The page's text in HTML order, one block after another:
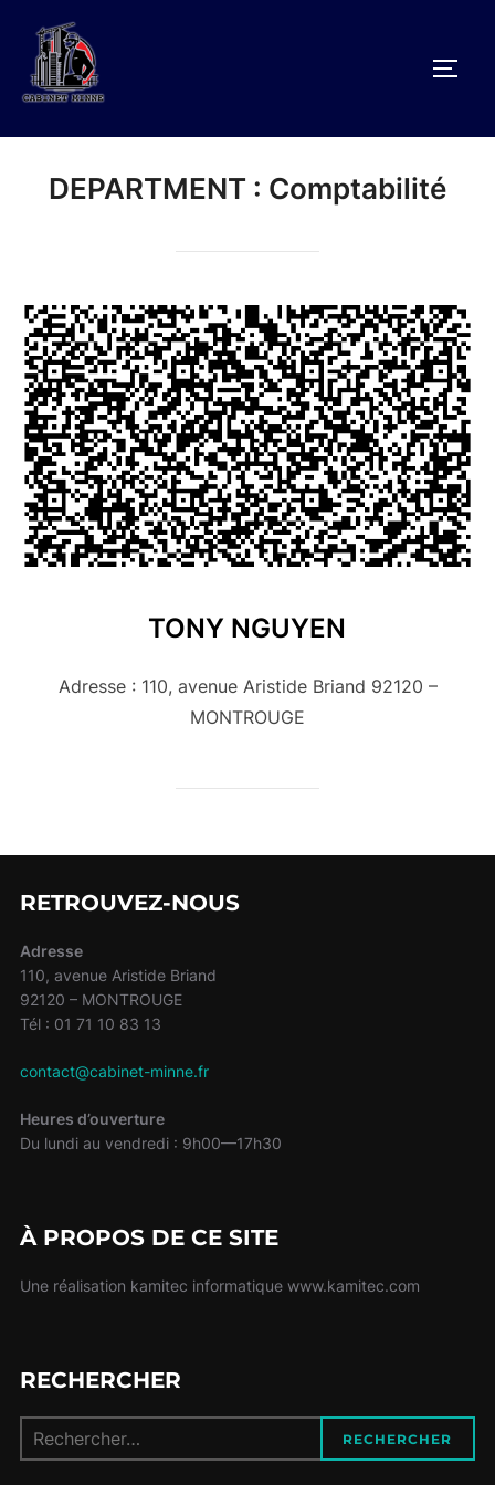
contenu
DEPARTMENT : Comptabilité
TONY NGUYEN
Adresse : 110, avenue Aristide Briand 92120 –
MONTROUGE
RETROUVEZ-NOUS
Adresse
110, avenue Aristide Briand
92120 – MONTROUGE
Tél : 01 71 10 83 13
contact@cabinet-minne.fr
Heures d’ouverture
Du lundi au vendredi : 9h00—17h30
À PROPOS DE CE SITE
Une réalisation kamitec informatique www.kamitec.com
RECHERCHER
pour :
RECHERCHER